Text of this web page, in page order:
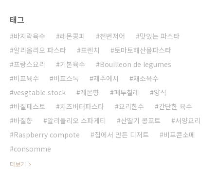
태그
바지락육수 레몬콩피 천번저어
맛있는 파스타
알리올리오 파스타
프렌치
토마토해산물파스타
프랑스요리
기본육수
Bouilleon de legumes
비프육수
비프스톡 제주에서
채소육수
vesgtable stock
레몬향 페투칠레
양식
바질페스토
치즈버터파스타 요리한수
간단한 육수
바질향
알리올리오 스파게티 산딸기 콩포트
서양요리
Raspberry compote
집에서 만든 디저트
비프콘소메
consomme
더보기